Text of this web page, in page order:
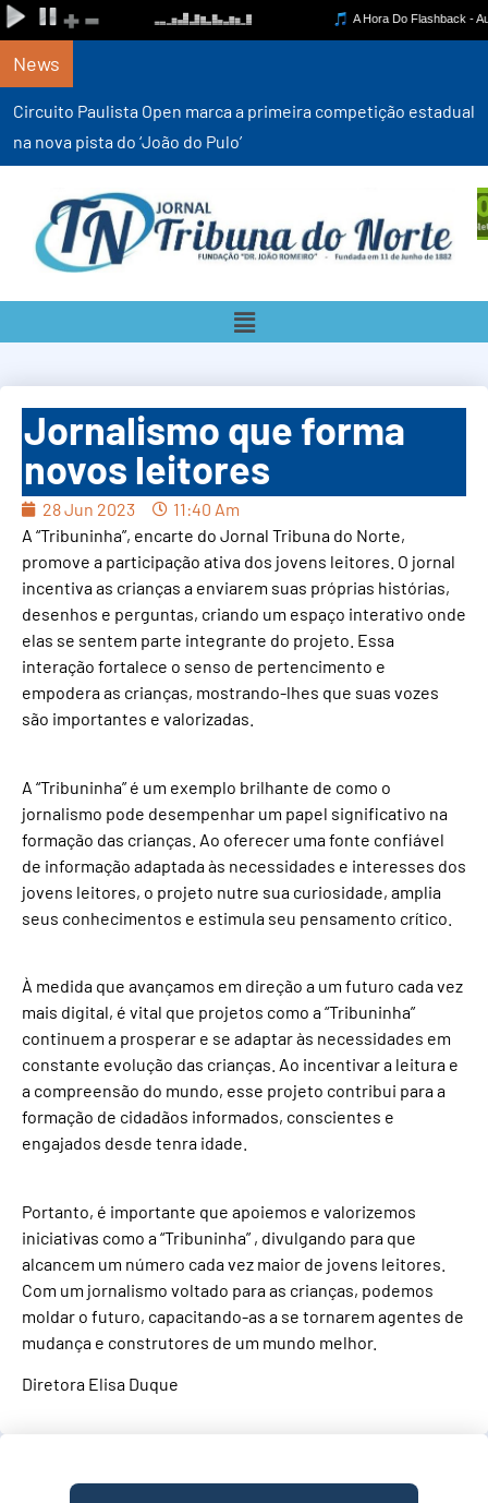
News
Circuito Paulista Open marca a primeira competição estadual
na nova pista do ‘João do Pulo’
Jornalismo que forma
novos leitores
28 Jun 2023
11:40 Am
A “Tribuninha”, encarte do Jornal Tribuna do Norte,
promove a participação ativa dos jovens leitores. O jornal
incentiva as crianças a enviarem suas próprias histórias,
desenhos e perguntas, criando um espaço interativo onde
elas se sentem parte integrante do projeto. Essa
interação fortalece o senso de pertencimento e
empodera as crianças, mostrando-lhes que suas vozes
são importantes e valorizadas.
A “Tribuninha” é um exemplo brilhante de como o
jornalismo pode desempenhar um papel significativo na
formação das crianças. Ao oferecer uma fonte confiável
de informação adaptada às necessidades e interesses dos
jovens leitores, o projeto nutre sua curiosidade, amplia
seus conhecimentos e estimula seu pensamento crítico.
À medida que avançamos em direção a um futuro cada vez
mais digital, é vital que projetos como a “Tribuninha”
continuem a prosperar e se adaptar às necessidades em
constante evolução das crianças. Ao incentivar a leitura e
a compreensão do mundo, esse projeto contribui para a
formação de cidadãos informados, conscientes e
engajados desde tenra idade.
Portanto, é importante que apoiemos e valorizemos
iniciativas como a “Tribuninha” , divulgando para que
alcancem um número cada vez maior de jovens leitores.
Com um jornalismo voltado para as crianças, podemos
moldar o futuro, capacitando-as a se tornarem agentes de
mudança e construtores de um mundo melhor.
Diretora Elisa Duque